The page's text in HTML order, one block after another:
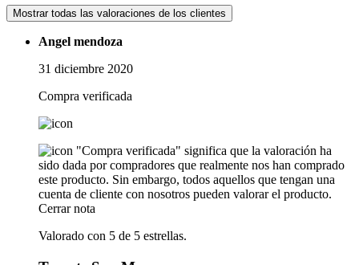
Mostrar todas las valoraciones de los clientes
Angel mendoza
31 diciembre 2020
Compra verificada
"Compra verificada" significa que la valoración ha
sido dada por compradores que realmente nos han comprado
este producto. Sin embargo, todos aquellos que tengan una
cuenta de cliente con nosotros pueden valorar el producto.
Cerrar nota
Valorado con 5 de 5 estrellas.